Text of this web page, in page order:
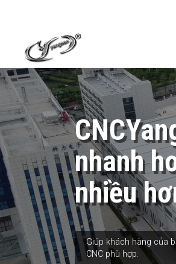
nhanh
nhiều
Giúp khách hàng của
CNC phù hợp.